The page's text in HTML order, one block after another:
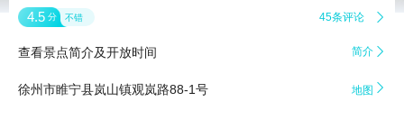
4.5 分 不错 45条评论 
查看景点简介及开放时间 简介 
徐州市睢宁县岚山镇观岚路88-1号 地图 